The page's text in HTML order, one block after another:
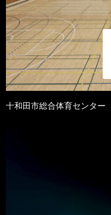
十和田市総合体育センター